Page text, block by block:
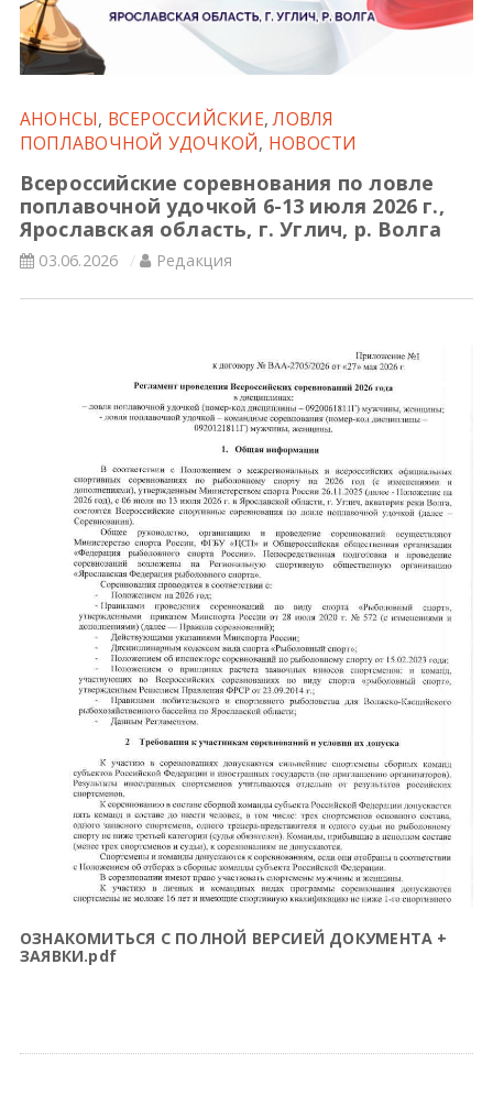
АНОНСЫ, ВСЕРОССИЙСКИЕ,ЛОВЛЯ
ПОПЛАВОЧНОЙ УДОЧКОЙ, НОВОСТИ
Всероссийские соревнования по ловле
поплавочной удочкой 6-13 июля 2026 г.,
Ярославская область, г. Углич, р. Волга
03.06.2026 Редакция
ОЗНАКОМИТЬСЯ С ПОЛНОЙ ВЕРСИЕЙ ДОКУМЕНТА +
ЗАЯВКИ.pdf
Всероссийские правила